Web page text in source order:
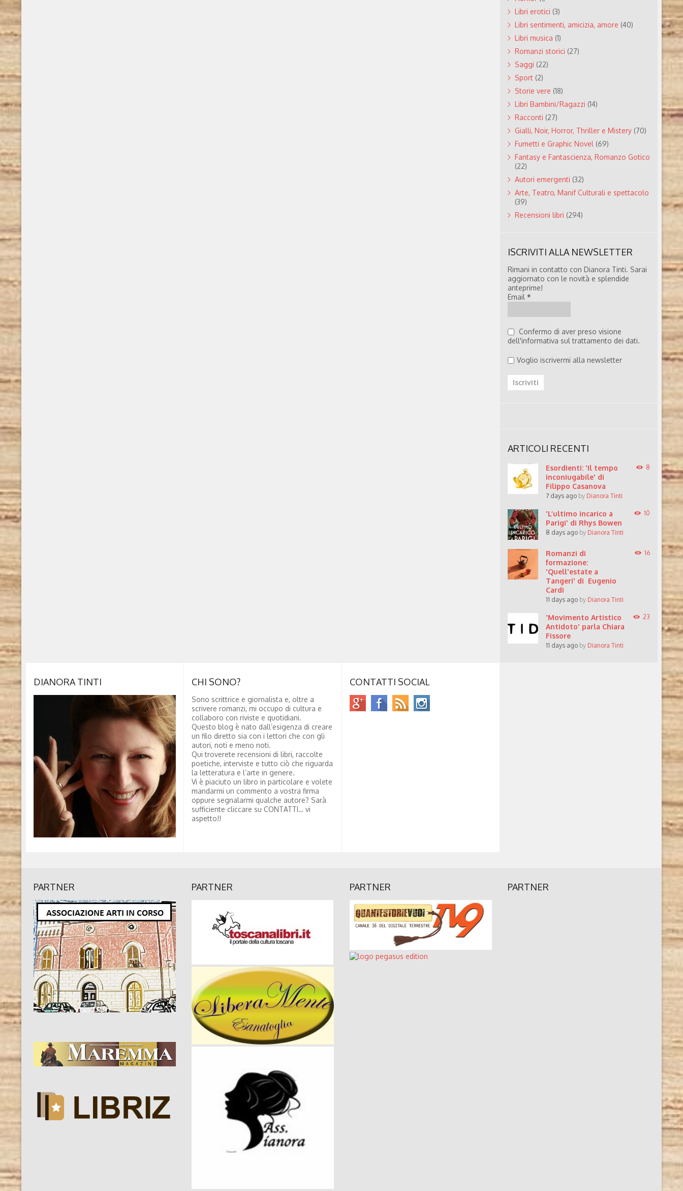
Libri erotici (3)
Libri sentimenti, amicizia, amore (40)
Libri musica (1)
Romanzi storici (27)
Saggi (22)
Sport(2)
Storie vere (18)
Libri Bambini/Ragazzi (14)
Racconti (27)
Gialli, Noir, Horror, Thriller e Mistery(70)
Fumetti e Graphic Novel (69)
Fantasy e Fantascienza, Romanzo Gotico
(22)
Autori emergenti (32)
Arte, Teatro, Manif Culturali e spettacolo
(39)
Recensioni libri (294)
ISCRIVITI ALLA NEWSLETTER
Rimani in contatto con Dianora Tinti. Sarai
aggiornato con le novità e splendide
anteprime!
Email *
Confermo di aver preso visione
dell'informativa sul trattamento dei dati.
Voglio iscrivermi alla newsletter
ARTICOLI RECENTI
Esordienti: 'Il tempo
inconiugabile' di
Filippo Casanova
7 days ago by Dianora Tinti
8
'L’ultimo incarico a
Parigi' di Rhys Bowen
8 days ago by Dianora Tinti
10
Romanzi di
formazione:
'Quell'estate a
Tangeri' di Eugenio
Cardi
11 days ago by Dianora Tinti
16
'Movimento Artistico
Antidoto' parla Chiara
Fissore
11 days ago by Dianora Tinti
23
DIANORA TINTI CHI SONO?
Sono scrittrice e giornalista e, oltre a
scrivere romanzi, mi occupo di cultura e
collaboro con riviste e quotidiani.
Questo blog è nato dall’esigenza di creare
un filo diretto sia con i lettori che con gli
autori, noti e meno noti.
Qui troverete recensioni di libri, raccolte
poetiche, interviste e tutto ciò che riguarda
la letteratura e l’arte in genere.
Vi è piaciuto un libro in particolare e volete
mandarmi un commento a vostra firma
oppure segnalarmi qualche autore? Sarà
sufficiente cliccare su CONTATTI… vi
aspetto!!
CONTATTI SOCIAL
PARTNER PARTNER PARTNER PARTNER